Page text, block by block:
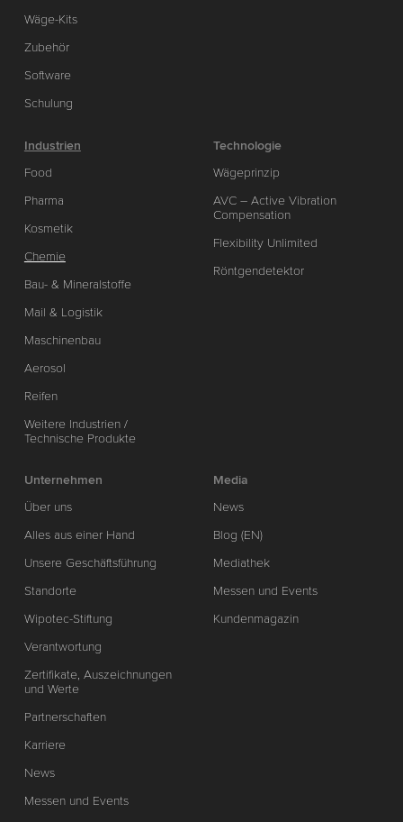
Wäge-Kits
Zubehör
Software
Schulung
Industrien
Food
Pharma
Kosmetik
Chemie
Bau- & Mineralstoffe
Mail & Logistik
Maschinenbau
Aerosol
Reifen
Weitere Industrien /
Technische Produkte
Technologie
Wägeprinzip
AVC – Active Vibration
Compensation
Flexibility Unlimited
Röntgendetektor
Unternehmen
Über uns
Alles aus einer Hand
Unsere Geschäftsführung
Standorte
Wipotec-Stiftung
Verantwortung
Zertifikate, Auszeichnungen
und Werte
Partnerschaften
Karriere
News
Messen und Events
Media
News
Blog (EN)
Mediathek
Messen und Events
Kundenmagazin